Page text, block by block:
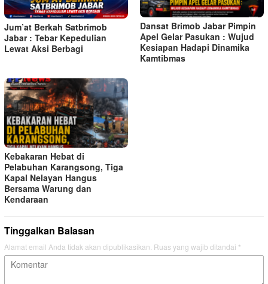
Jum’at Berkah Satbrimob
Jabar : Tebar Kepedulian
Lewat Aksi Berbagi
Dansat Brimob Jabar Pimpin
Apel Gelar Pasukan : Wujud
Kesiapan Hadapi Dinamika
Kamtibmas
Kebakaran Hebat di
Pelabuhan Karangsong, Tiga
Kapal Nelayan Hangus
Bersama Warung dan
Kendaraan
Tinggalkan Balasan
Alamat email Anda tidak akan dipublikasikan. Ruas yang wajib ditandai *